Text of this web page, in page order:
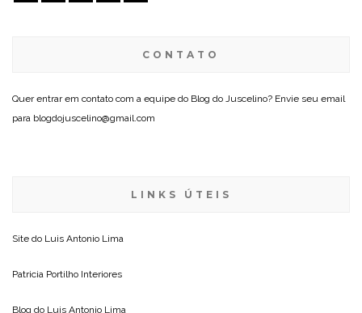
CONTATO
Quer entrar em contato com a equipe do Blog do Juscelino? Envie seu email
para blogdojuscelino@gmail.com
LINKS ÚTEIS
Site do Luis Antonio Lima
Patricia Portilho Interiores
Blog do Luis Antonio Lima